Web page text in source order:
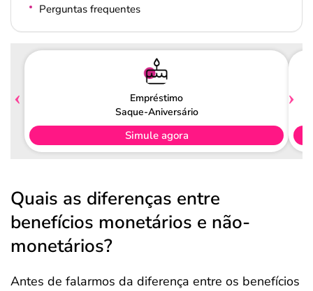
Perguntas frequentes
Empréstimo
Saque-Aniversário
Simule agora
Quais as diferenças entre
benefícios monetários e não-
monetários?
Antes de falarmos da diferença entre os benefícios